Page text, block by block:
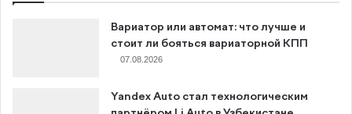
Вариатор или автомат: что лучше и
стоит ли бояться вариаторной КПП
07.08.2026
Yandex Auto стал технологическим